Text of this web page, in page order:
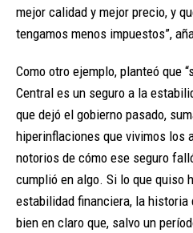
mejor calidad y mejor precio, y
tengamos menos impuestos”,
Como otro ejemplo, planteó que
Central es un seguro a la
que dejó el gobierno pasado,
hiperinflaciones que vivimos los
notorios de cómo ese seguro
cumplió en algo. Si lo que quiso
estabilidad financiera, la historia
bien en claro que, salvo un